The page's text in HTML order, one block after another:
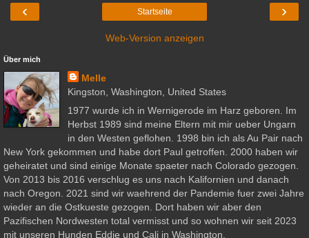
‹ ›
Startseite
Web-Version anzeigen
Über mich
Melle
Kingston, Washington, United States
1977 wurde ich in Wernigerode im Harz geboren. Im
Herbst 1989 sind meine Eltern mit mir ueber Ungarn
in den Westen geflohen. 1998 bin ich als Au Pair nach
New York gekommen und habe dort Paul getroffen. 2000 haben wir
geheiratet und sind einige Monate spaeter nach Colorado gezogen.
Von 2013 bis 2016 verschlug es uns nach Kalifornien und danach
nach Oregon. 2021 sind wir waehrend der Pandemie fuer zwei Jahre
wieder an die Ostkueste gezogen. Dort haben wir aber den
Pazifischen Nordwesten total vermisst und so wohnen wir seit 2023
mit unseren Hunden Eddie und Cali in Washington.